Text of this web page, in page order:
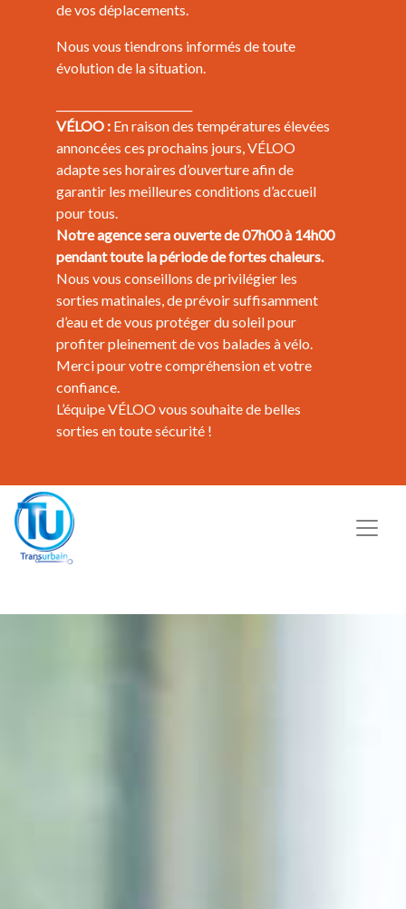
de vos déplacements.
Nous vous tiendrons informés de toute
évolution de la situation.
VÉLOO : En raison des températures élevées
annoncées ces prochains jours, VÉLOO
adapte ses horaires d’ouverture afin de
garantir les meilleures conditions d’accueil
pour tous.
Notre agence sera ouverte de 07h00 à 14h00
pendant toute la période de fortes chaleurs.
Nous vous conseillons de privilégier les
sorties matinales, de prévoir suffisamment
d’eau et de vous protéger du soleil pour
profiter pleinement de vos balades à vélo.
Merci pour votre compréhension et votre
confiance.
L’équipe VÉLOO vous souhaite de belles
sorties en toute sécurité !